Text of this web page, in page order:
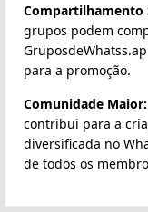
Compartilhamento
grupos podem
para a promoção.
Comunidade Maior:
contribui para a
diversificada no
de todos os